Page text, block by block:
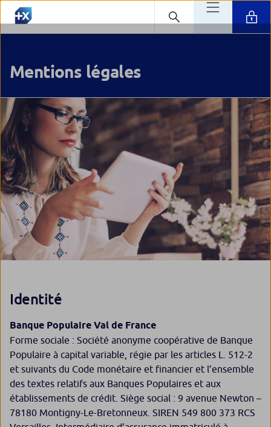
Mentions légales
Identité
Banque Populaire Val de France
Forme sociale : Société anonyme coopérative de Banque
Populaire à capital variable, régie par les articles L. 512-2
et suivants du Code monétaire et financier et l’ensemble
des textes relatifs aux Banques Populaires et aux
établissements de crédit. Siège social : 9 avenue Newton –
78180 Montigny-Le-Bretonneux. SIREN 549 800 373 RCS